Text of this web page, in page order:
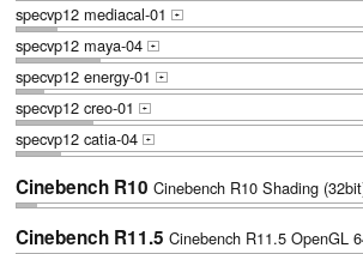
specvp12 mediacal-01 +
specvp12 maya-04 +
specvp12 energy-01 +
specvp12 creo-01 +
specvp12 catia-04 +
Cinebench R10 Cinebench R10 Shading
Cinebench R11.5 Cinebench R11.5 OpenGL